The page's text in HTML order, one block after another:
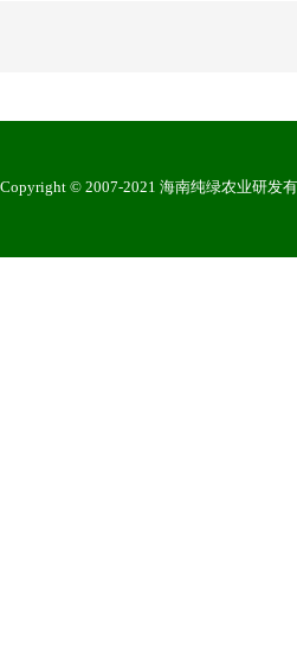
Copyright © 2007-2021 海南纯绿农业研发